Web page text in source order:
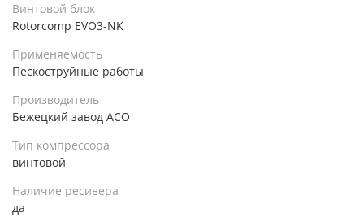
Винтовой блок
Rotorcomp EVO3-NK
Применяемость
Пескоструйные работы
Производитель
Бежецкий завод АСО
Тип компрессора
винтовой
Наличие ресивера
да